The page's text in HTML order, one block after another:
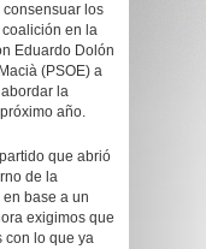
consensuar los
en la
Eduardo Dolón
(PSOE) a
la
año.
que abrió
de la
base a un
exigimos que
con lo que ya